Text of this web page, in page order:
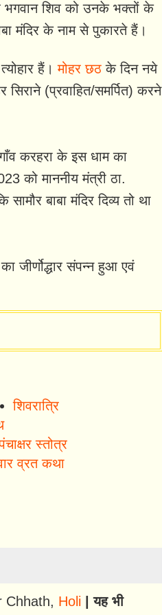
भगवान शिव को उनके भक्तों के
मंदिर के नाम से पुकारते हैं।
हैं।मोहर छठ के दिन नये
सिराने (प्रवाहित/समर्पित) करने
करहरा के इस धाम का
को माननीय मंत्री ठा.
बाबा मंदिर दिव्य तो था
जीर्णोद्धार संपन्न हुआ एवं
शिवरात्रि
स्तोत्र
व्रत कथा
Chhath, Holi | यह भी